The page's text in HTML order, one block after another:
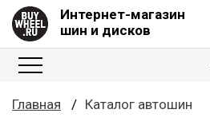
Интернет-магазин
шин и дисков
Главная Каталог автошин